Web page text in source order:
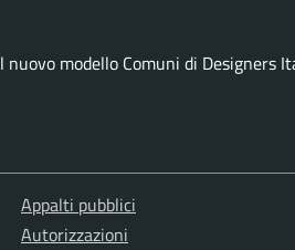
modello Comuni di Designers
Appalti pubblici
Autorizzazioni